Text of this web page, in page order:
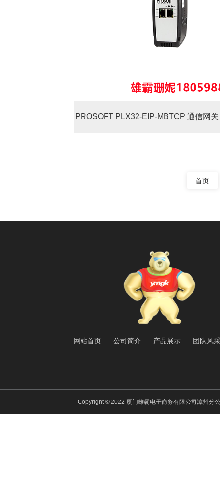
PROSOFT PLX32-EIP-MBTCP 通信网
首页
网站首页 公司简介 产品展示 团队风采
Copyright © 2022 厦门雄霸电子商务有限公司漳州分